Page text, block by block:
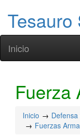
Tesauro
Inicio
Fuerza
Inicio
Fuerzas